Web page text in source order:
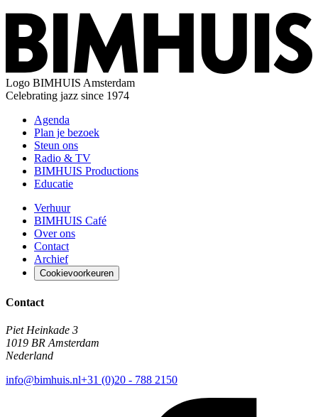
Logo BIMHUIS Amsterdam
Celebrating jazz since 1974
Agenda
Plan je bezoek
Steun ons
Radio & TV
BIMHUIS Productions
Educatie
Verhuur
BIMHUIS Café
Over ons
Contact
Archief
Cookievoorkeuren
Contact
Piet Heinkade 3
1019 BR Amsterdam
Nederland
info@bimhuis.nl+31 (0)20 - 788 2150